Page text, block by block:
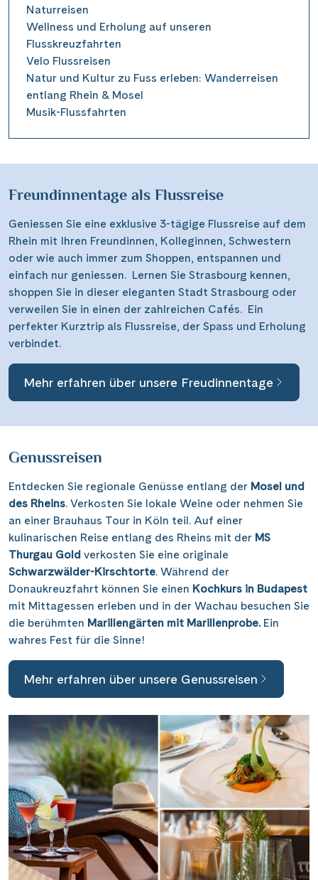
Naturreisen
Wellness und Erholung auf unseren
Flusskreuzfahrten
Velo Flussreisen
Natur und Kultur zu Fuss erleben: Wanderreisen
entlang Rhein & Mosel
Musik-Flussfahrten
Freundinnentage als Flussreise
Geniessen Sie eine exklusive 3-tägige Flussreise auf dem
Rhein mit Ihren Freundinnen, Kolleginnen, Schwestern
oder wie auch immer zum Shoppen, entspannen und
einfach nur geniessen. Lernen Sie Strasbourg kennen,
shoppen Sie in dieser eleganten Stadt Strasbourg oder
verweilen Sie in einen der zahlreichen Cafés. Ein
perfekter Kurztrip als Flussreise, der Spass und Erholung
verbindet.
Mehr erfahren über unsere Freudinnentage
Genussreisen
Entdecken Sie regionale Genüsse entlang der Mosel und
des Rheins. Verkosten Sie lokale Weine oder nehmen Sie
an einer Brauhaus Tour in Köln teil. Auf einer
kulinarischen Reise entlang des Rheins mit der MS
Thurgau Gold verkosten Sie eine originale
Schwarzwälder-Kirschtorte. Während der
Donaukreuzfahrt können Sie einen Kochkurs in Budapest
mit Mittagessen erleben und in der Wachau besuchen Sie
die berühmten Marillengärten mit Marillenprobe.Ein
wahres Fest für die Sinne!
Mehr erfahren über unsere Genussreisen